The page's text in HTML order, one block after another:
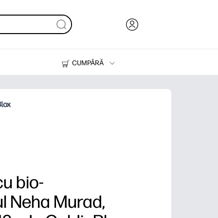
CUMPĂRĂ
Imprimante
bio-
Neha Murad,